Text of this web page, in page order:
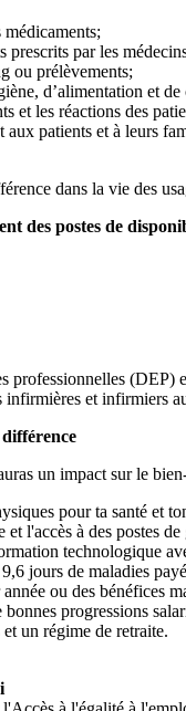
prescrits par les
ou prélèvements;
d’alimentation et de
et les réactions des
aux patients et à leurs
dans la vie des
des postes de
professionnelles (DEP)
infirmières et infirmiers
un impact sur le
pour ta santé et
l'accès à des postes de
technologique
jours de maladies
ou des bénéfices
progressions
un régime de retraite.